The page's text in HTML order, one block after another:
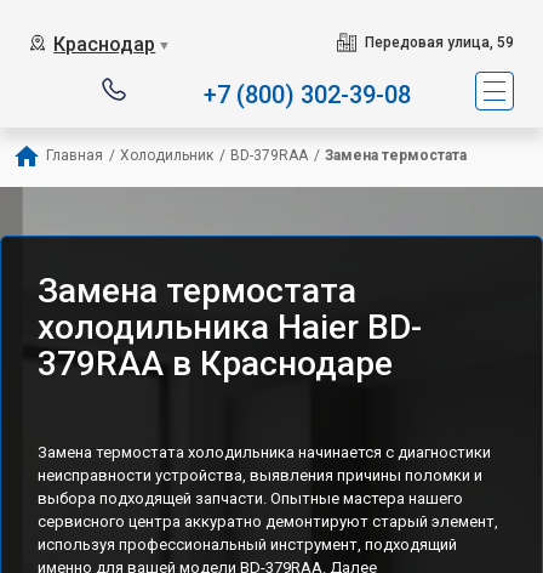
Краснодар ▼ Передовая улица, 59
+7 (800) 302-39-08
Главная / Холодильник / BD-379RAA / Замена термостата
Замена термостата
холодильника Haier BD-
379RAA в Краснодаре
Замена термостата холодильника начинается с диагностики
неисправности устройства, выявления причины поломки и
выбора подходящей запчасти. Опытные мастера нашего
сервисного центра аккуратно демонтируют старый элемент,
используя профессиональный инструмент, подходящий
именно для вашей модели BD-379RAA. Далее